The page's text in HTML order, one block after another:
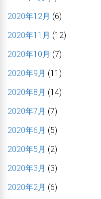
2020年12月 (6)
2020年11月 (12)
2020年10月 (7)
2020年9月 (11)
2020年8月 (14)
2020年7月 (7)
2020年6月 (5)
2020年5月 (2)
2020年3月 (3)
2020年2月 (6)